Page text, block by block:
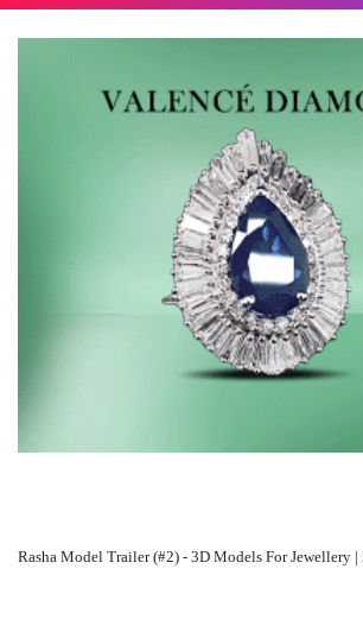
Rasha Model Trailer (#2) - 3D Models For Jewellery